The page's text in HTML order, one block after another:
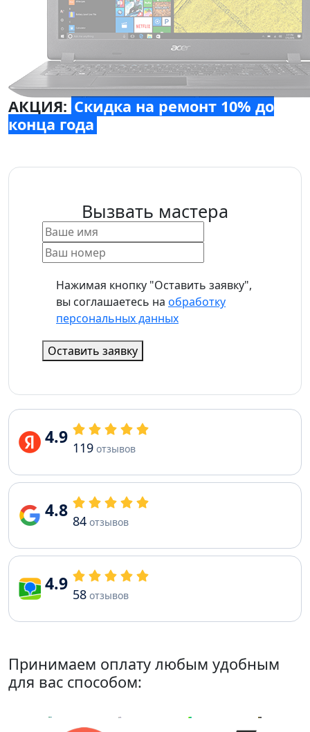
АКЦИЯ: Скидка на ремонт 10% до
конца года
Вызвать мастера
Нажимая кнопку "Оставить заявку",
вы соглашаетесь на обработку
персональных данных
Оставить заявку
4.9 119 отзывов
4.8 84 отзывов
4.9 58 отзывов
Принимаем оплату любым удобным
для вас способом: